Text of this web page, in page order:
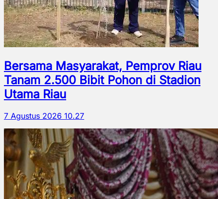
Bersama Masyarakat, Pemprov Riau
Tanam 2.500 Bibit Pohon di Stadion
Utama Riau
7 Agustus 2026 10.27